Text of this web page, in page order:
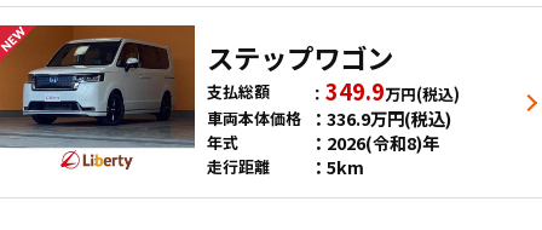
ステップワゴン
支払総額 349.9万円(税込)
車両本体価格
336.9万円(税込)
年式 2026(令和8)年
走行距離 5km